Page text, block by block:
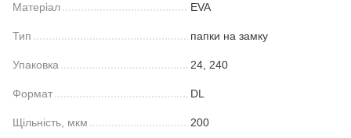
Матеріал EVA
Тип папки на замку
Упаковка 24, 240
Формат DL
Щільність, мкм 200